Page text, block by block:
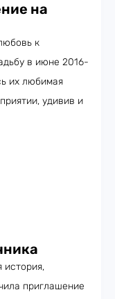
на
к
в июне 2016-
их любимая
удивив и
приглашение